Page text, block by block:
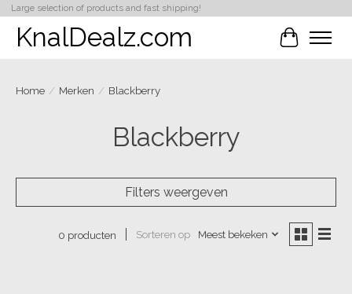
Large selection of products and fast shipping!
KnalDealz.com
Home / Merken / Blackberry
Blackberry
Filters weergeven
0 producten Sorteren op Meest bekeken